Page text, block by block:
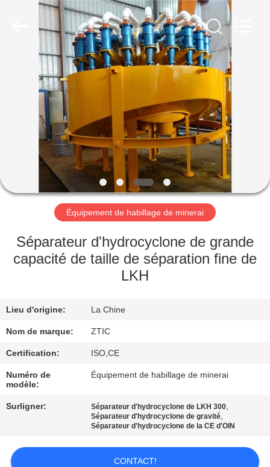
MAISON
PRODUITS
SHOW
AU
SUJET
DE
NOUS
D'USINE
CONTRÔLE
DE
QUALITÉ
CONTACTEZ-
NOUS
Équipement de habillage de minerai
Séparateur d'hydrocyclone de grande
capacité de taille de séparation fine de
LKH
Lieu d'origine: La Chine
Nom de marque: ZTIC
Certification: ISO,CE
Numéro de
modèle:
Équipement de habillage de minerai
Surligner: Séparateur d'hydrocyclone de LKH 300,
Séparateur d'hydrocyclone de gravité,
Séparateur d'hydrocyclone de la CE d'OIN
CONTACT!